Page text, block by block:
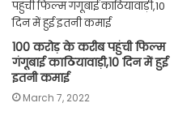
100 करोड़ के करीब पहुंची फिल्म
गंगूबाई काठियावाड़ी,10 दिन में हुई
इतनी कमाई
March 7, 2022